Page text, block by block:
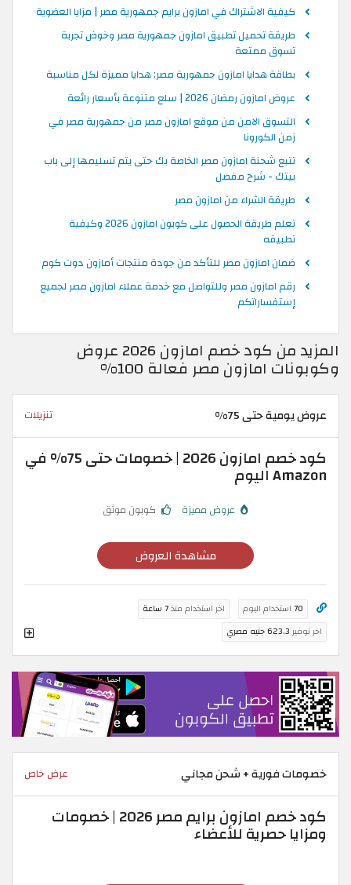
كيفية الاشتراك في امازون برايم جمهورية مصر | مزايا العضوية
طريقة تحميل تطبيق امازون جمهورية مصر وخوض تجربة
تسوق ممتعة
بطاقة هدايا امازون جمهورية مصر: هدايا مميزة لكل مناسبة
عروض امازون رمضان 2026 | سلع متنوعة بأسعار رائعة
التسوق الامن من موقع امازون مصر من جمهورية مصر في
زمن الكورونا
تتبع شحنة امازون مصر الخاصة بك حتى يتم تسليمها إلى باب
بيتك - شرح مفصل
طريقة الشراء من امازون مصر
تعلم طريقة الحصول على كوبون امازون 2026 وكيفية
تطبيقه
ضمان امازون مصر للتأكد من جودة منتجات أمازون دوت كوم
رقم امازون مصر وللتواصل مع خدمة عملاء امازون مصر لجميع
إستفساراتكم
المزيد من كود خصم امازون 2026 عروض
وكوبونات امازون مصر فعالة 100%
عروض يومية حتى 75% تنزيلات
كود خصم امازون 2026 | خصومات حتى 75% في
Amazon اليوم
عروض مميزة كوبون موثق
مشاهدة العروض
70 استخدام اليوم اخر استخدام منذ7 ساعة
اخر توفير 623.3 جنيه مصري
خصومات فورية + شحن مجاني عرض خاص
كود خصم امازون برايم مصر 2026 | خصومات
ومزايا حصرية للأعضاء